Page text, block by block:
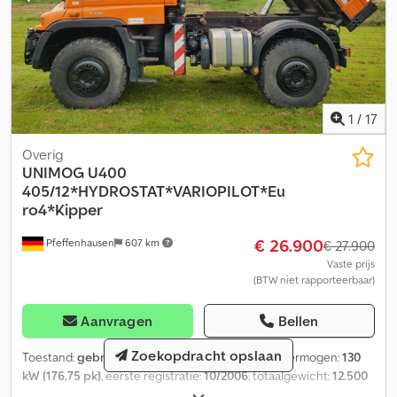
1 / 17
Pfeffenhausen 607 km
Overig
UNIMOG U400
405/12*HYDROSTAT*VARIOPILOT*Eu
ro4*Kipper
€ 26.900€ 27.900
Vaste prijs
(BTW niet rapporteerbaar)
Aanvragen Bellen
Toestand:gebruikt, kilometerstand:190.000 km, vermogen:130
kW (176,75 pk), eerste registratie:10/2006, totaalgewicht:12.500
Zoekopdracht opslaan